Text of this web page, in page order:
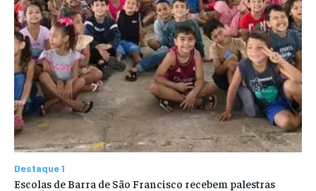
Destaque 1
Escolas de Barra de São Francisco recebem palestras